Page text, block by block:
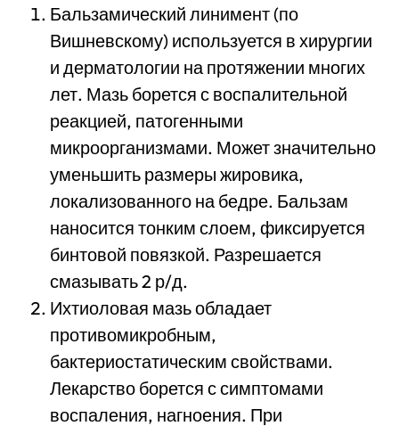
Бальзамический линимент (по
Вишневскому) используется в хирургии
и дерматологии на протяжении многих
лет. Мазь борется с воспалительной
реакцией, патогенными
микроорганизмами. Может значительно
уменьшить размеры жировика,
локализованного на бедре. Бальзам
наносится тонким слоем, фиксируется
бинтовой повязкой. Разрешается
смазывать 2 р/д.
Ихтиоловая мазь обладает
противомикробным,
бактериостатическим свойствами.
Лекарство борется с симптомами
воспаления, нагноения. При